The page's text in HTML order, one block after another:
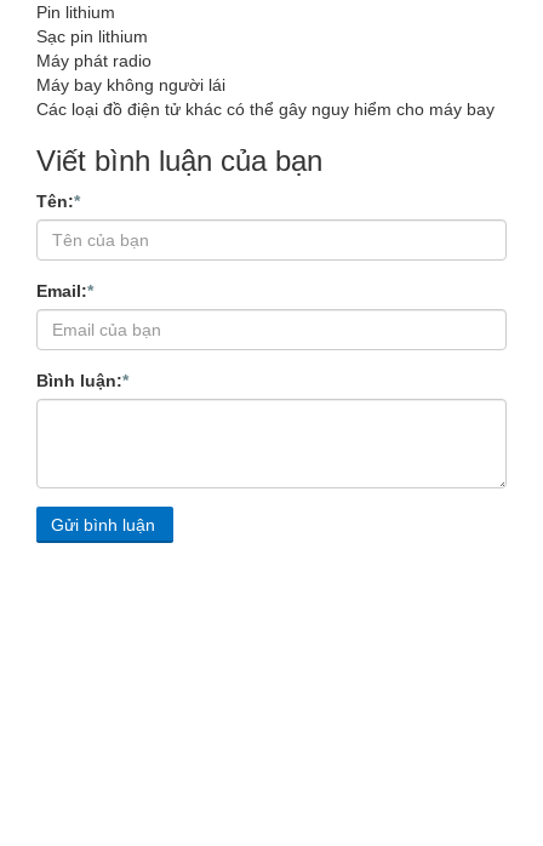
Pin lithium
Sạc pin lithium
Máy phát radio
Máy bay không người lái
Các loại đồ điện tử khác có thể gây nguy hiểm cho máy bay
Viết bình luận của bạn
Tên:*
Email:*
Bình luận:*
Gửi bình luận